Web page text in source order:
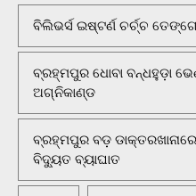
ବିଲିଭର୍ସ ଇଷ୍ଟର୍ଣ ଚର୍ଚ୍ଚ
ବ୍ରହ୍ମପୁର ଧୋବା ବନ୍ଧହୁଡ଼ା
ଅଗ୍ନିକାଣ୍ଡ
ବ୍ରହ୍ମପୁର ବଡ଼
ବିଦ୍ୟୁତ ବ୍ୟାଘାତ